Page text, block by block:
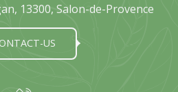
13300, Salon-de-Provence
US